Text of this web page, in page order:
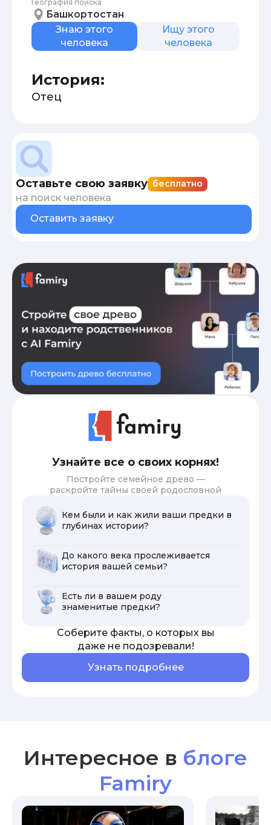
География поиска
Башкортостан
Знаю этого
человека
Ищу этого
человека
История:
Отец
Оставьте свою заявку бесплатно
на поиск человека
Оставить заявку
Узнайте все о своих корнях!
Постройте семейное древо —
раскройте тайны своей родословной
Кем были и как жили ваши предки в
глубинах истории?
До какого века прослеживается
история вашей семьи?
Есть ли в вашем роду
знаменитые предки?
Соберите факты, о которых вы
даже не подозревали!
Узнать подробнее
Интересное в блоге
Famiry